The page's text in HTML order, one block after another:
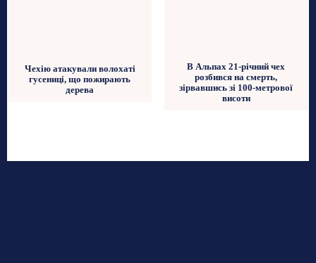
Чехію атакували волохаті
гусениці, що пожирають
дерева
В Альпах 21-річний чех
розбився на смерть,
зірвавшись зі 100-метрової
висоти